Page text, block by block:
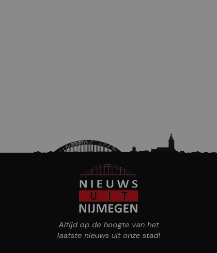
Altijd op de hoogte van het
laatste nieuws uit onze stad!